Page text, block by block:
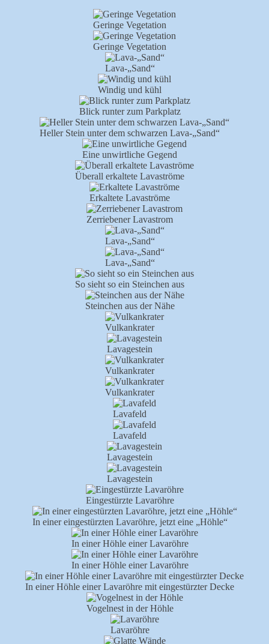
Geringe Vegetation
Geringe Vegetation
Lava-„Sand“
Windig und kühl
Blick runter zum Parkplatz
Heller Stein unter dem schwarzen Lava-„Sand“
Eine unwirtliche Gegend
Überall erkaltete Lavaströme
Erkaltete Lavaströme
Zerriebener Lavastrom
Lava-„Sand“
Lava-„Sand“
So sieht so ein Steinchen aus
Steinchen aus der Nähe
Vulkankrater
Lavagestein
Vulkankrater
Vulkankrater
Lavafeld
Lavafeld
Lavagestein
Lavagestein
Eingestürzte Lavaröhre
In einer eingestürzten Lavaröhre, jetzt eine „Höhle“
In einer Höhle einer Lavaröhre
In einer Höhle einer Lavaröhre
In einer Höhle einer Lavaröhre mit eingestürzter Decke
Vogelnest in der Höhle
Lavaröhre